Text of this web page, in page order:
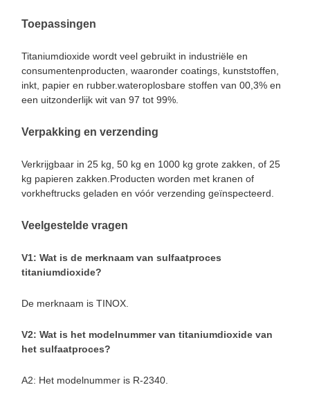
Toepassingen
Titaniumdioxide wordt veel gebruikt in industriële en
consumentenproducten, waaronder coatings, kunststoffen,
inkt, papier en rubber.wateroplosbare stoffen van 00,3% en
een uitzonderlijk wit van 97 tot 99%.
Verpakking en verzending
Verkrijgbaar in 25 kg, 50 kg en 1000 kg grote zakken, of 25
kg papieren zakken.Producten worden met kranen of
vorkheftrucks geladen en vóór verzending geïnspecteerd.
Veelgestelde vragen
V1: Wat is de merknaam van sulfaatproces
titaniumdioxide?
De merknaam is TINOX.
V2: Wat is het modelnummer van titaniumdioxide van
het sulfaatproces?
A2: Het modelnummer is R-2340.